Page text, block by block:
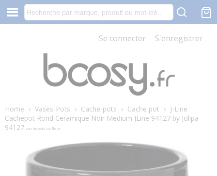
Se connecter S'enregistrer
Home › Vases-Pots › Cache-pots › Cache pot › J-Line
Cachepot Rond Ceramique Noir Medium JLine 94127 by Jolipa
94127 cachepots de fleur